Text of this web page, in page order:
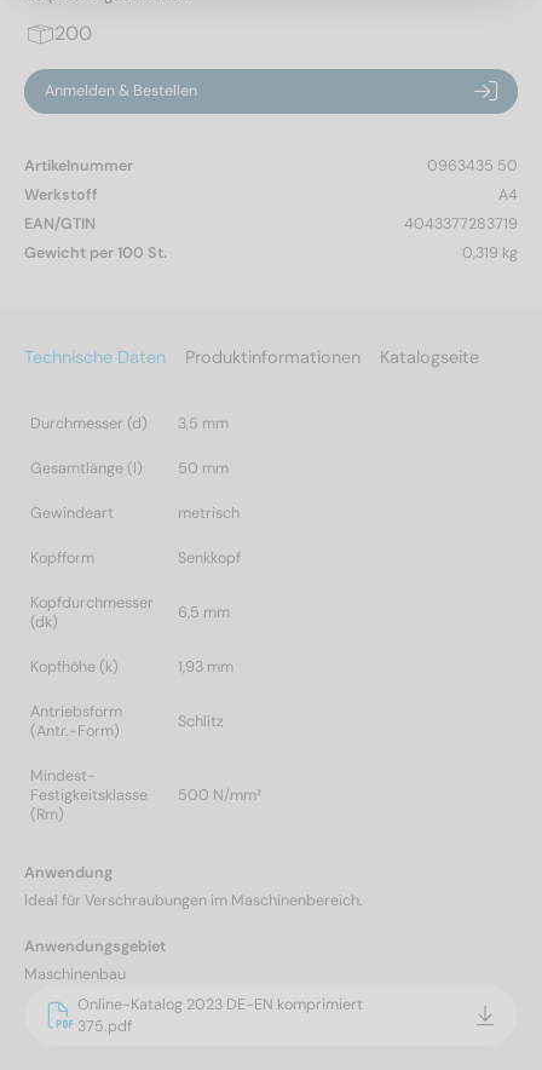
200
Anmelden & Bestellen
Artikelnummer
0963435 50
Werkstoff
A4
EAN/GTIN
4043377283719
Gewicht per 100 St.
0,319 kg
Technische Daten Produktinformationen Katalogseite
Durchmesser (d) 3,5 mm
Gesamtlänge (l) 50 mm
Gewindeart metrisch
Kopfform Senkkopf
Kopfdurchmesser
(dk)
6,5 mm
Kopfhöhe (k) 1,93 mm
Antriebsform
(Antr.-Form)
Schlitz
Mindest-
Festigkeitsklasse
(Rm)
500 N/mm²
Anwendung
Ideal für Verschraubungen im Maschinenbereich.
Anwendungsgebiet
Maschinenbau
Online-Katalog 2023 DE-EN komprimiert
375.pdf